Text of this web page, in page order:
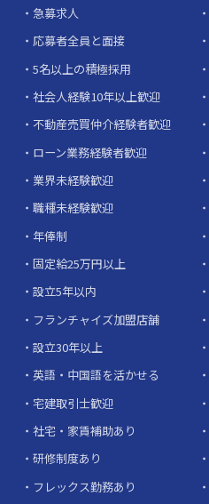
急募求人
応募者全員と面接
5名以上の積極採用
社会人経験10年以上歓迎
不動産売買仲介経験者歓迎
ローン業務経験者歓迎
業界未経験歓迎
職種未経験歓迎
年俸制
固定給25万円以上
設立5年以内
フランチャイズ加盟店舗
設立30年以上
英語・中国語を活かせる
宅建取引士歓迎
社宅・家賃補助あり
研修制度あり
フレックス勤務あり